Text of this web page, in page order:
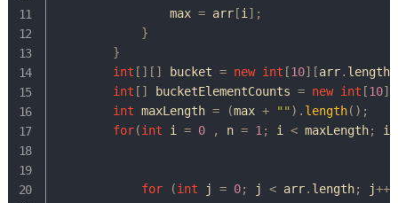
                max
= arr[i ] ;
}
}
int [ ] [ ] bucket = new int [10] [arr. length]
int [ ] bucketElementCounts = new int [10]
int maxLength = (max + "" ) . length( ) ;
for(int i = 0 , n = 1 ; i < maxLength; i
for (int j = 0; j < arr. length; j++)